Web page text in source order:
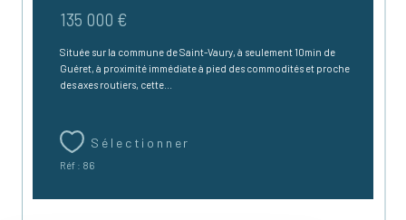
135 000 €
Située sur la commune de Saint-Vaury, à seulement 10min de
Guéret, à proximité immédiate à pied des commodités et proche
des axes routiers, cette...
Sélectionner
Réf : 86